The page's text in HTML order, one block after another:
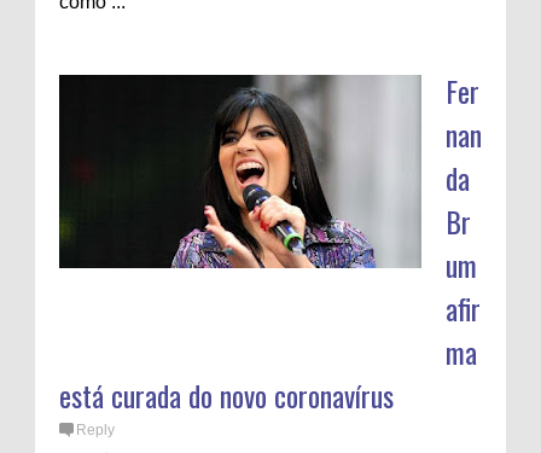
Fer
nan
da
Br
um
afir
ma
está curada do novo coronavírus
Reply